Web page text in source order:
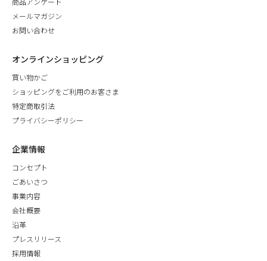
商品アンケート
メールマガジン
お問い合わせ
オンラインショッピング
買い物かご
ショッピングをご利用のお客さま
特定商取引法
プライバシーポリシー
企業情報
コンセプト
ごあいさつ
事業内容
会社概要
沿革
プレスリリース
採用情報